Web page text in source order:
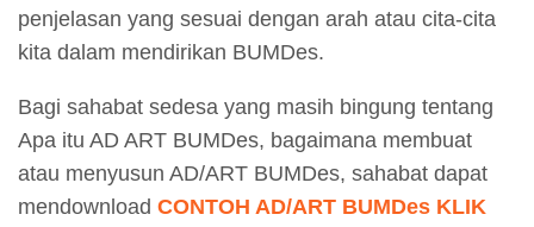
penjelasan yang sesuai dengan arah atau cita-cita
kita dalam mendirikan BUMDes.
Bagi sahabat sedesa yang masih bingung tentang
Apa itu AD ART BUMDes, bagaimana membuat
atau menyusun AD/ART BUMDes, sahabat dapat
mendownload CONTOH AD/ART BUMDes KLIK